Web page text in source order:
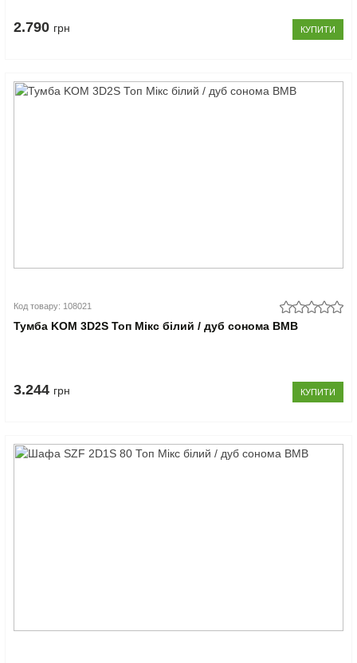
2.790 грн КУПИТИ
Код товару: 108021
Тумба KOM 3D2S Топ Мікс білий / дуб сонома ВМВ
3.244 грн КУПИТИ